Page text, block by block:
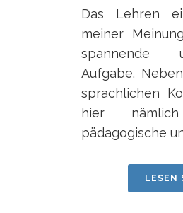
Das Lehren
meiner
spannende
Aufgabe.
sprachlichen
hier
pädagogische
LESEN